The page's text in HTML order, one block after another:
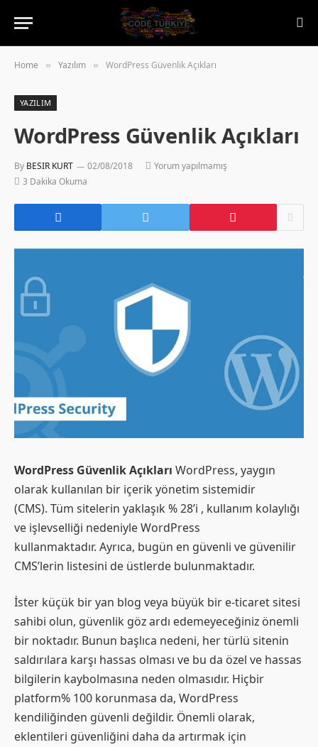
Home » Yazılım » WordPress Güvenlik Açıkları
YAZILIM
WordPress Güvenlik Açıkları
By BESIR KURT 02/08/2018
Yorum yapılmamış
3 Dakika Okuma
WordPress Güvenlik Açıkları WordPress, yaygın
olarak kullanılan bir içerik yönetim sistemidir
(CMS). Tüm sitelerin yaklaşık % 28’i , kullanım kolaylığı
ve işlevselliği nedeniyle WordPress
kullanmaktadır. Ayrıca, bugün en güvenli ve güvenilir
CMS’lerin listesini de üstlerde bulunmaktadır.
İster küçük bir yan blog veya büyük bir e-ticaret sitesi
sahibi olun, güvenlik göz ardı edemeyeceğiniz önemli
bir noktadır. Bunun başlıca nedeni, her türlü sitenin
saldırılara karşı hassas olması ve bu da özel ve hassas
bilgilerin kaybolmasına neden olmasıdır. Hiçbir
platform% 100 korunmasa da, WordPress
kendiliğinden güvenli değildir. Önemli olarak,
eklentileri güvenliğini daha da artırmak için